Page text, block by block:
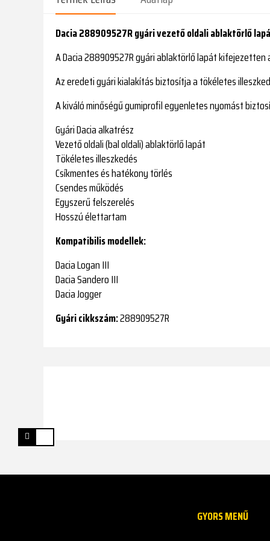
Dacia 288909527R gyári vezető oldali ablaktörlő
A Dacia 288909527R gyári ablaktörlő lapát kifejezetten
Az eredeti gyári kialakítás biztosítja a tökéletes
A kiváló minőségű gumiprofil egyenletes nyomást
Gyári Dacia alkatrész
Vezető oldali (bal oldali) ablaktörlő lapát
Tökéletes illeszkedés
Csíkmentes és hatékony törlés
Csendes működés
Egyszerű felszerelés
Hosszú élettartam
Kompatibilis modellek:
Dacia Logan III
Dacia Sandero III
Dacia Jogger
Gyári cikkszám:288909527R
GYORS MENŰ